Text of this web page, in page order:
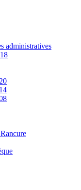
administratives